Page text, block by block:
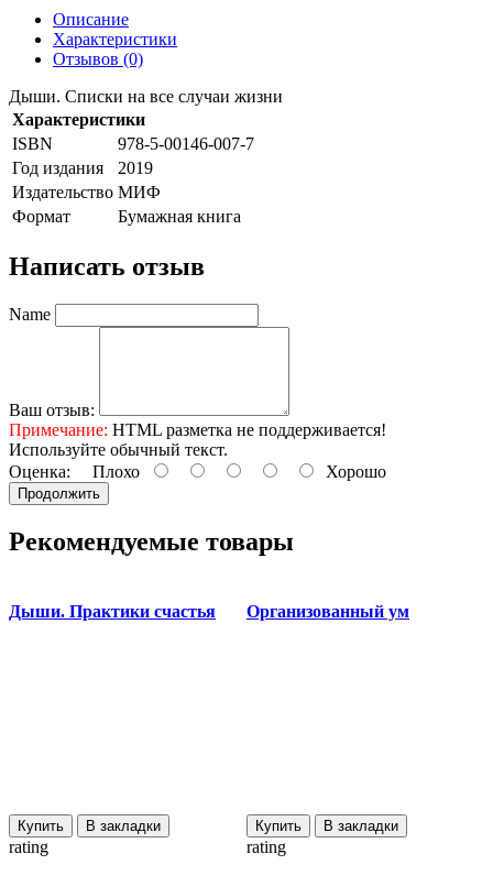
Описание
Характеристики
Отзывов (0)
Дыши. Списки на все случаи жизни
Характеристики
ISBN
978-5-00146-007-7
Год издания
2019
Издательство МИФ
Формат
Бумажная книга
Написать отзыв
Name
Ваш отзыв:
Примечание: HTML разметка не поддерживается!
Используйте обычный текст.
Оценка: Плохо Хорошо
Продолжить
Рекомендуемые товары
Дыши. Практики счастья
Купить В закладки
rating
Организованный ум
Купить В закладки
rating